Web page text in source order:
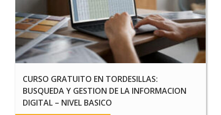
CURSO GRATUITO EN TORDESILLAS:
BUSQUEDA Y GESTION DE LA INFORMACION
DIGITAL – NIVEL BASICO